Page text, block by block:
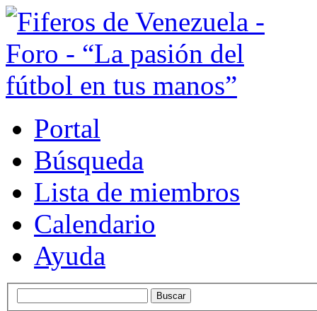
Portal
Búsqueda
Lista de miembros
Calendario
Ayuda